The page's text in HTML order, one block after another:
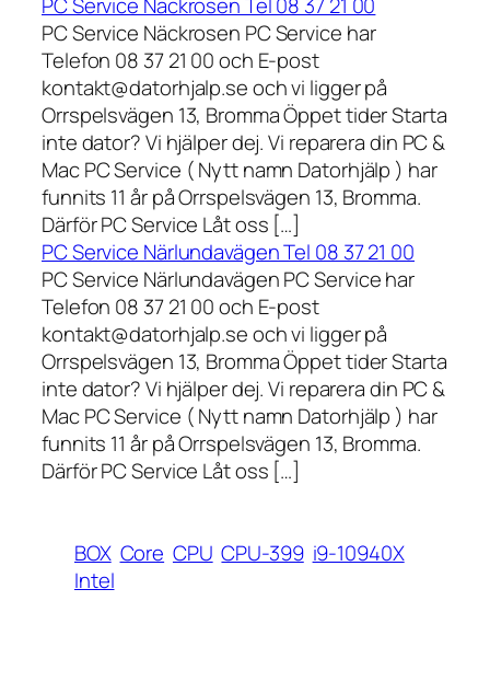
PC Service Näckrosen PC Service har
Telefon 08 37 21 00 och E-post
kontakt@datorhjalp.se och vi ligger på
Orrspelsvägen 13, Bromma Öppet tider Starta
inte dator? Vi hjälper dej. Vi reparera din PC &
Mac PC Service ( Nytt namn Datorhjälp ) har
funnits 11 år på Orrspelsvägen 13, Bromma.
Därför PC Service Låt oss […]
PC Service Närlundavägen Tel 08 37 21 00
PC Service Närlundavägen PC Service har
Telefon 08 37 21 00 och E-post
kontakt@datorhjalp.se och vi ligger på
Orrspelsvägen 13, Bromma Öppet tider Starta
inte dator? Vi hjälper dej. Vi reparera din PC &
Mac PC Service ( Nytt namn Datorhjälp ) har
funnits 11 år på Orrspelsvägen 13, Bromma.
Därför PC Service Låt oss […]
BOX Core CPU CPU-399 i9-10940X
Intel